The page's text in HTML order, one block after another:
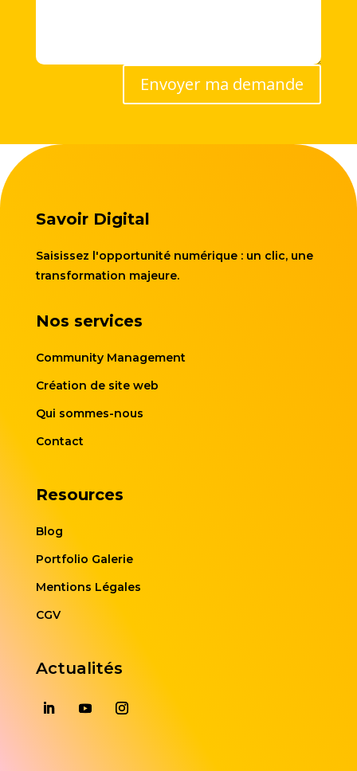
Envoyer ma demande
Savoir Digital
Saisissez l'opportunité numérique : un clic, une
transformation majeure.
Nos services
Community Management
Création de site web
Qui sommes-nous
Contact
Resources
Blog
Portfolio Galerie
Mentions Légales
CGV
Actualités